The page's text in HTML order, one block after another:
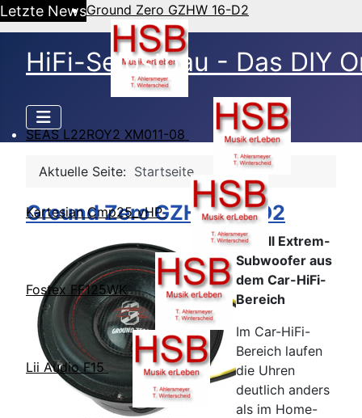
Letzte NewsGround Zero GZHW 16-D2
SEAS L22ROY2 XM011-08
Kartesian Cmp25_vHP
Fostex FF125WK
Lii Audio F15
HiFi-Selbstbau - Das DIY
Aktuelle Seite: Startseite
Ground Zero GZHW 16-D2
6-Zoll Extrem-
Subwoofer aus
dem Car-HiFi-
Bereich
Im Car-HiFi-
Bereich laufen
die Uhren
deutlich anders
als im Home-